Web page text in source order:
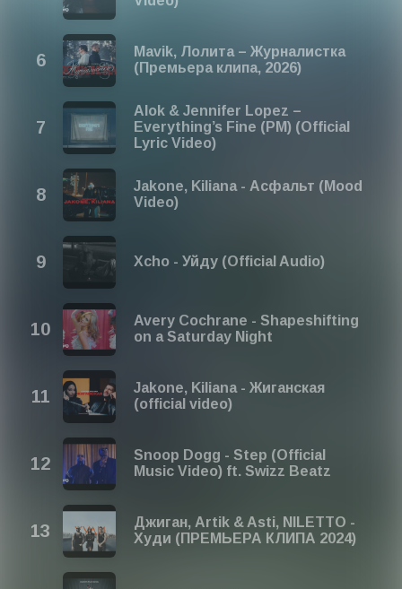
In the next year, the playlist is going to be titled: Сборник
Песен 2027 ♫ Подборка Mузыки 2027
Last year, the playlist was titled: Сборник Песен 2025 ♫
Share your thoughts on our playlist: contact@red-
music.com
Mavik, Лолита – Журналистка
(Премьера клипа, 2026)
Alok & Jennifer Lopez –
Everything’s Fine (PM) (Official
Lyric Video)
Jakone, Kiliana - Асфальт (Mood
Video)
Xcho - Уйду (Official Audio)
Avery Cochrane - Shapeshifting
on a Saturday Night
Jakone, Kiliana - Жиганская
(official video)
Snoop Dogg - Step (Official
Music Video) ft. Swizz Beatz
Джиган, Artik & Asti, NILETTO -
Худи (ПРЕМЬЕРА КЛИПА 2024)